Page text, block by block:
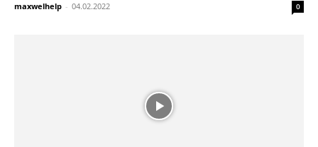
maxwelhelp - 04.02.2022 0